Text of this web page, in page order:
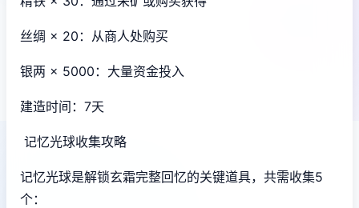
丝绸 × 20：从商人处购买
银两 × 5000：大量资金投入
建造时间：7天
记忆光球收集攻略
记忆光球是解锁玄霜完整回忆的关键道具，共需收集5
个：